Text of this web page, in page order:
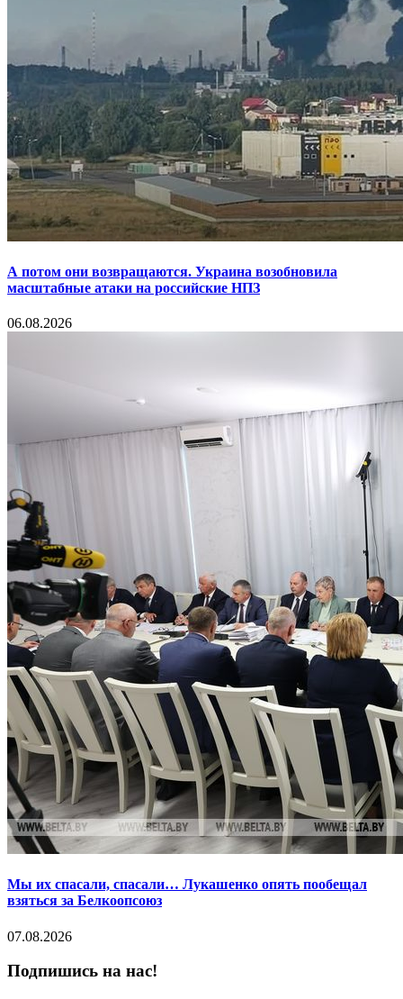
А потом они возвращаются. Украина возобновила
масштабные атаки на российские НПЗ
06.08.2026
Мы их спасали, спасали… Лукашенко опять пообещал
взяться за Белкоопсоюз
07.08.2026
Подпишись на нас!